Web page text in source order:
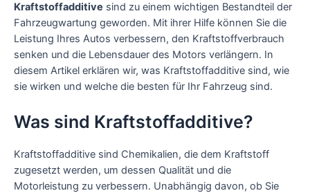
Kraftstoffadditive sind zu einem wichtigen Bestandteil der
Fahrzeugwartung geworden. Mit ihrer Hilfe können Sie die
Leistung Ihres Autos verbessern, den Kraftstoffverbrauch
senken und die Lebensdauer des Motors verlängern. In
diesem Artikel erklären wir, was Kraftstoffadditive sind, wie
sie wirken und welche die besten für Ihr Fahrzeug sind.
Was sind Kraftstoffadditive?
Kraftstoffadditive sind Chemikalien, die dem Kraftstoff
zugesetzt werden, um dessen Qualität und die
Motorleistung zu verbessern. Unabhängig davon, ob Sie